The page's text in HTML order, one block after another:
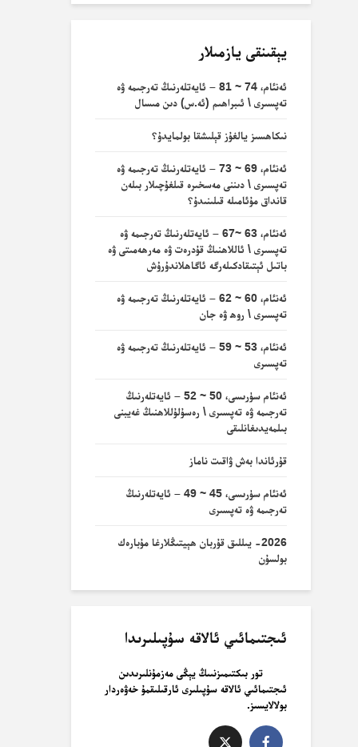
يېقىنقى يازمىلار
ئەنئام، 74 ~ 81 – ئايەتلەرنىڭ تەرجىمە ۋە
تەپسىرى \ ئىبراھىم (ئە.س) دىن مىسال
نىكاھسىز يالغۇز قېلىشقا بولمايدۇ؟
ئەنئام، 69 ~ 73 – ئايەتلەرنىڭ تەرجىمە ۋە
تەپسىرى \ دىننى مەسخىرە قىلغۇچىلار بىلەن
قانداق مۇئامىلە قىلىنىدۇ؟
ئەنئام، 63 ~67 – ئايەتلەرنىڭ تەرجىمە ۋە
تەپسىرى \ ئاللاھنىڭ قۇدرەت ۋە مەرھەمىتى ۋە
باتىل ئېتىقادكىلەرگە ئاگاھلاندۇرۇش
ئەنئام، 60 ~ 62 – ئايەتلەرنىڭ تەرجىمە ۋە
تەپسىرى \ روھ ۋە جان
ئەنئام، 53 ~ 59 – ئايەتلەرنىڭ تەرجىمە ۋە
تەپسىرى
ئەنئام سۈرىسى، 50 ~ 52 – ئايەتلەرنىڭ
تەرجىمە ۋە تەپسىرى \ رەسۇلۇللاھنىڭ غەيبنى
بىلمەيدىغانلىقى
قۇرئاندا بەش ۋاقىت ناماز
ئەنئام سۈرىسى، 45 ~ 49 – ئايەتلەرنىڭ
تەرجىمە ۋە تەپسىرى
2026- يىللىق قۇربان ھېيتىڭلارغا مۇبارەك
بولسۇن
ئىجتىمائىي ئالاقە سۇپىلىرىدا
تور بىكتىمىزنىىڭ يېڭى مەزمۇنلىرىدىن
ئىجتىمائىي ئالاقە سۇپىلىرى ئارقىلىقمۇ خەۋەردار
بولالايسىز.